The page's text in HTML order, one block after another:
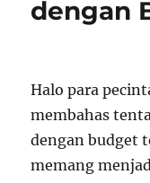
dengan
Halo para
membahas
dengan budget
memang